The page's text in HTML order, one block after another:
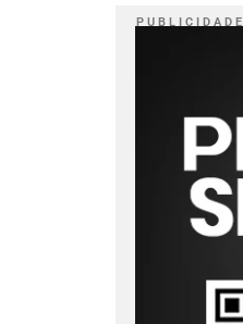
P U B L I C I D A D E